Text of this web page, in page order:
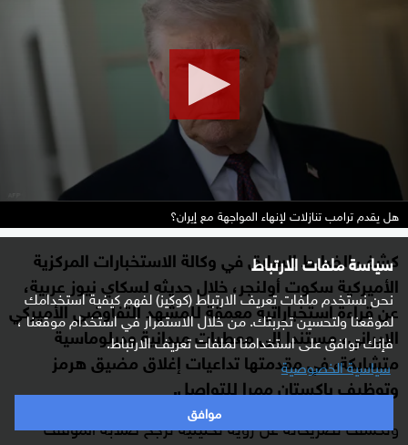
سياسة ملفات الارتباط
نحن نستخدم ملفات تعريف الارتباط (كوكيز) لفهم كيفية استخدامك
لموقعنا ولتحسين تجربتك. من خلال الاستمرار في استخدام موقعنا ،
فإنك توافق على استخدامنا لملفات تعريف الارتباط.
سياسية الخصوصية
موافق
minutes,
هل يقدم ترامب تنازلات لإنهاء المواجهة مع إيران؟
كشف الضابط السابق في وكالة الاستخبارات المركزية
الأميركية سكوت أولنجر، خلال حديثه لسكاي نيوز عربية،
عن قراءة استخباراتية معمقة للمشهد التفاوضي الأميركي
الإيراني، مستندا إلى معطيات ميدانية ودبلوماسية
متشابكة، في مقدمتها تداعيات إغلاق مضيق هرمز
وتوظيف باكستان ممرا للتواصل.
وتكشف تصريحاته عن رؤية تحليلية تُرجّح صلابة الموقف